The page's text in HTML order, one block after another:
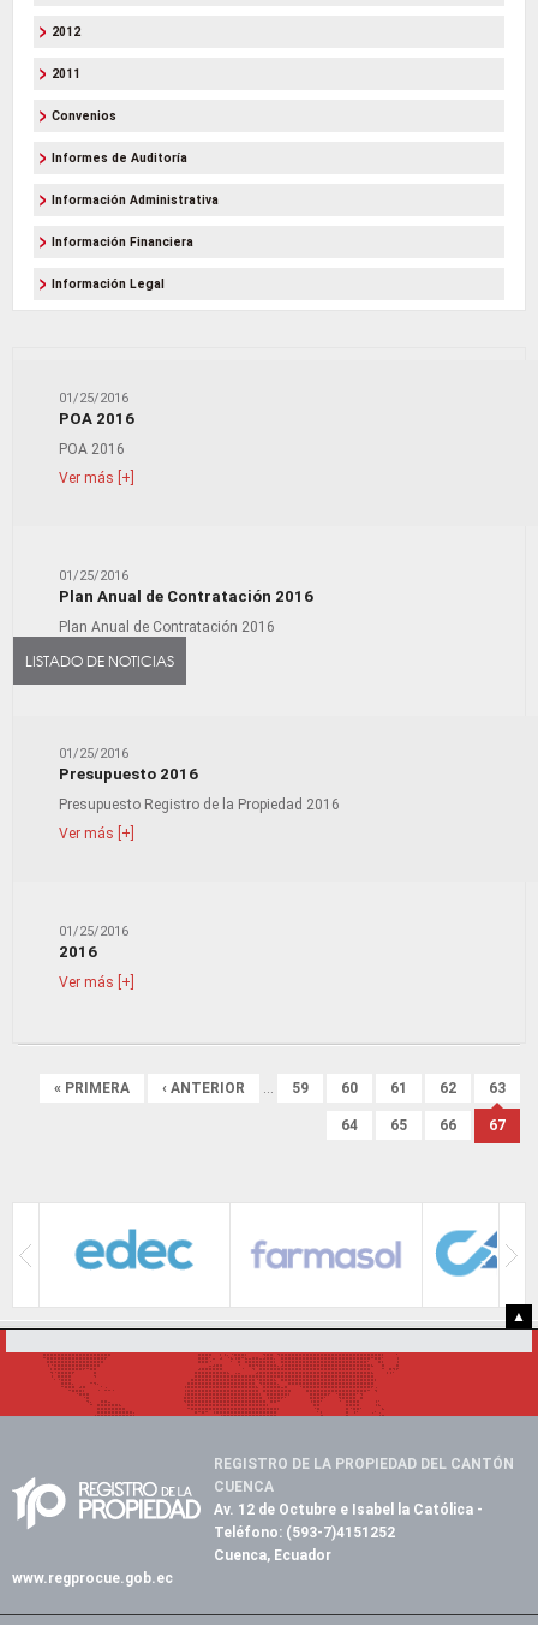
2012
2011
Convenios
Informes de Auditoría
Información Administrativa
Información Financiera
Información Legal
LISTADO DE NOTICIAS
01/25/2016
POA 2016
POA 2016
Ver más [+]
01/25/2016
Plan Anual de Contratación 2016
Plan Anual de Contratación 2016
Ver más [+]
01/25/2016
Presupuesto 2016
Presupuesto Registro de la Propiedad 2016
Ver más [+]
01/25/2016
2016
Ver más [+]
Páginas
« PRIMERA ‹ ANTERIOR … 59 60 61 62 63
64 65 66 67
▲
REGISTRO DE LA PROPIEDAD DEL CANTÓN
CUENCA
Av. 12 de Octubre e Isabel la Católica -
Teléfono: (593-7)4151252
Cuenca, Ecuador
www.regprocue.gob.ec